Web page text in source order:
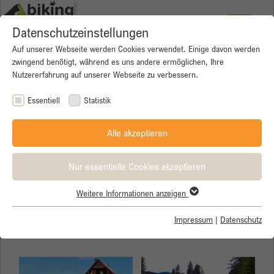
Mountainbike - Hüttentouren
Datenschutzeinstellungen
Auf unserer Webseite werden Cookies verwendet. Einige davon werden
zwingend benötigt, während es uns andere ermöglichen, Ihre
Nutzererfahrung auf unserer Webseite zu verbessern.
Essentiell Statistik
Alle akzeptieren
Nur essentielle Cookies akzeptieren
Essentielle Cookies werden für grundlegende Funktionen der
einwandfrei funktioniert.
cookie_optin
Cookie-Informationen anzeigen
Weitere Informationen anzeigen
Impressum | Datenschutz